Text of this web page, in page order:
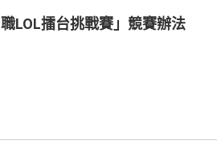
LOL擂台挑戰賽」競賽辦法